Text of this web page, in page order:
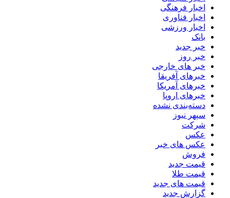
اخبار فرهنگی
اخبار فناوری
اخبار ورزشی
بانک
خبر جدید
خبر روز
خبر های خارجی
خبرهای آفریقا
خبرهای آمریکا
خبرهای اروپا
دسته‌بندی نشده
سپهر نیوز
شرکت
عکس
عکس های خبر
فروش
قیمت جدید
قیمت طلا
قیمت های جدید
گزارش جدید